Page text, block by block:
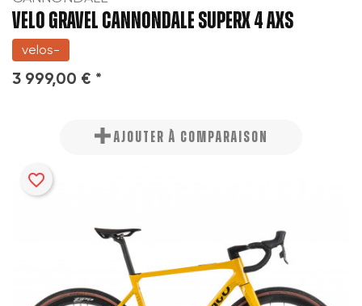
VELO GRAVEL CANNONDALE SUPERX 4 AXS
velos-
3 999,00 € *
AJOUTER À COMPARAISON
favorite_border